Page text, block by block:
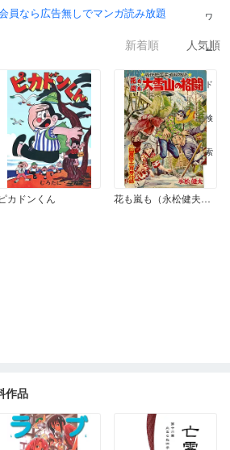
新着順 人気順
ピカドンくん 花も嵐も（永松健夫版） 大雪山の格闘
作品